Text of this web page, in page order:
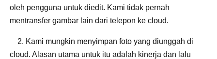
oleh pengguna untuk diedit. Kami tidak pernah
mentransfer gambar lain dari telepon ke cloud.
2. Kami mungkin menyimpan foto yang diunggah di
cloud. Alasan utama untuk itu adalah kinerja dan lalu